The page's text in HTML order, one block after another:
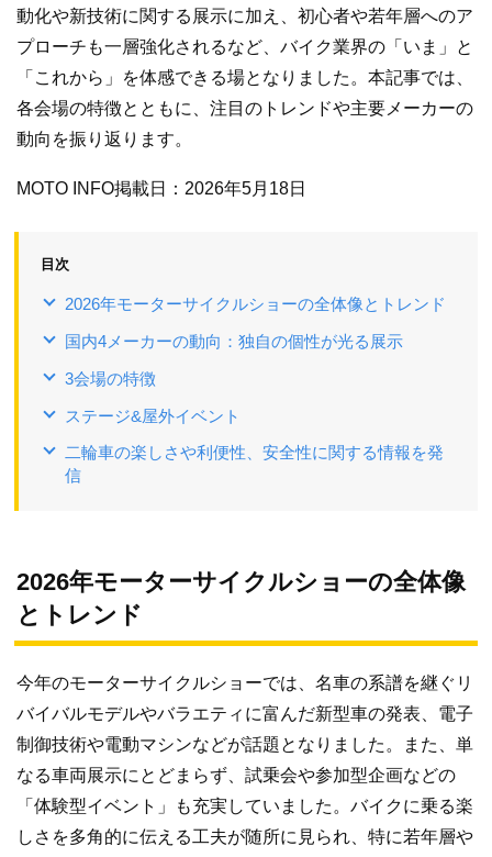
動化や新技術に関する展示に加え、初心者や若年層へのア
プローチも一層強化されるなど、バイク業界の「いま」と
「これから」を体感できる場となりました。本記事では、
各会場の特徴とともに、注目のトレンドや主要メーカーの
動向を振り返ります。
MOTO INFO掲載日：2026年5月18日
目次
2026年モーターサイクルショーの全体像とトレンド
国内4メーカーの動向：独自の個性が光る展示
3会場の特徴
ステージ&屋外イベント
二輪車の楽しさや利便性、安全性に関する情報を発
信
2026年モーターサイクルショーの全体像
とトレンド
今年のモーターサイクルショーでは、名車の系譜を継ぐリ
バイバルモデルやバラエティに富んだ新型車の発表、電子
制御技術や電動マシンなどが話題となりました。また、単
なる車両展示にとどまらず、試乗会や参加型企画などの
「体験型イベント」も充実していました。バイクに乗る楽
しさを多角的に伝える工夫が随所に見られ、特に若年層や